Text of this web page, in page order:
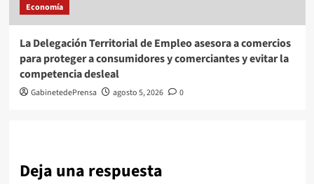
Economía
La Delegación Territorial de Empleo asesora a comercios
para proteger a consumidores y comerciantes y evitar la
competencia desleal
GabinetedePrensa agosto 5, 2026 0
Deja una respuesta